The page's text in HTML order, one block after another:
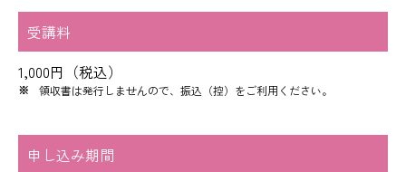
受講料
1,000円（税込）
領収書は発行しませんので、振込（控）をご利用ください。
申し込み期間